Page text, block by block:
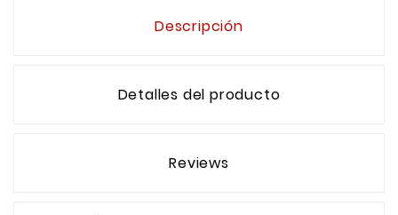
Descripción
Detalles del producto
Reviews